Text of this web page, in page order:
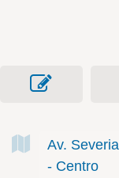
Av.
- Centro